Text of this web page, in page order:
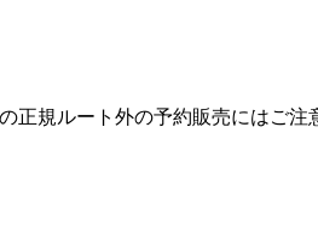
正規ルート外の予約販売にはご注